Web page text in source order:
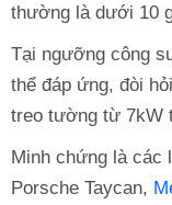
thường là dưới 10
Tại ngưỡng công
thể đáp ứng, đòi
treo tường từ 7kW
Minh chứng là các
Porsche Taycan,